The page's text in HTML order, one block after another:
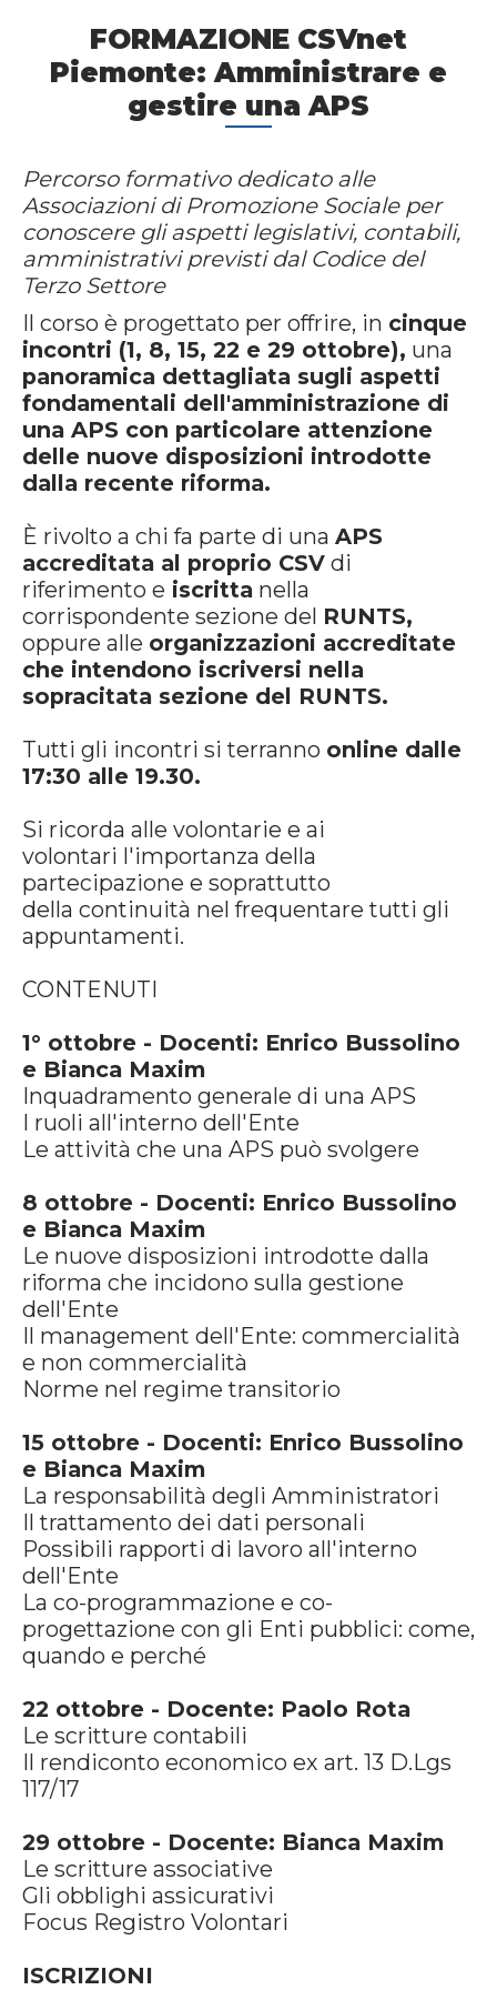
FORMAZIONE CSVnet
Piemonte: Amministrare e
gestire una APS
Percorso formativo dedicato alle
Associazioni di Promozione Sociale per
conoscere gli aspetti legislativi, contabili,
amministrativi previsti dal Codice del
Terzo Settore
Il corso è progettato per offrire, in cinque
incontri (1, 8, 15, 22 e 29 ottobre), una
panoramica dettagliata sugli aspetti
fondamentali dell'amministrazione di
una APS con particolare attenzione
delle nuove disposizioni introdotte
dalla recente riforma.
È rivolto a chi fa parte di una APS
accreditata al proprio CSV di
riferimento e iscritta nella
corrispondente sezione del RUNTS,
oppure alle organizzazioni accreditate
che intendono iscriversi nella
sopracitata sezione del RUNTS.
Tutti gli incontri si terranno online dalle
17:30 alle 19.30.
Si ricorda alle volontarie e ai
volontari l'importanza della
partecipazione e soprattutto
della continuità nel frequentare tutti gli
appuntamenti.
CONTENUTI
1° ottobre - Docenti: Enrico Bussolino
e Bianca Maxim
Inquadramento generale di una APS
I ruoli all'interno dell'Ente
Le attività che una APS può svolgere
8 ottobre - Docenti: Enrico Bussolino
e Bianca Maxim
Le nuove disposizioni introdotte dalla
riforma che incidono sulla gestione
dell'Ente
Il management dell'Ente: commercialità
e non commercialità
Norme nel regime transitorio
15 ottobre - Docenti: Enrico Bussolino
e Bianca Maxim
La responsabilità degli Amministratori
Il trattamento dei dati personali
Possibili rapporti di lavoro all'interno
dell'Ente
La co-programmazione e co-
progettazione con gli Enti pubblici: come,
quando e perché
22 ottobre - Docente: Paolo Rota
Le scritture contabili
Il rendiconto economico ex art. 13 D.Lgs
117/17
29 ottobre - Docente: Bianca Maxim
Le scritture associative
Gli obblighi assicurativi
Focus Registro Volontari
ISCRIZIONI